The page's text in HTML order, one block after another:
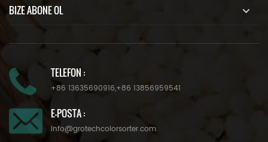
BIZE ABONE OL
TELEFON :
+86 13635690916,+86 13856959541
E-POSTA :
info@grotechcolorsorter.com